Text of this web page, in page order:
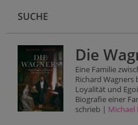
SUCHE
Die
Eine Familie
Richard
Loyalität und
Biografie einer
schrieb | Michael